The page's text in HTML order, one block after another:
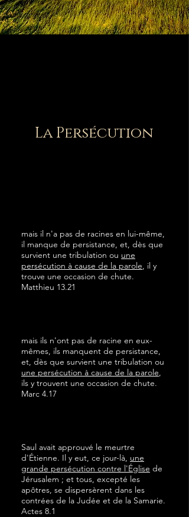
La Persécution
mais il n'a pas de racines en lui-même,
il manque de persistance, et, dès que
survient une tribulation ou une
persécution à cause de la parole, il y
trouve une occasion de chute.
Matthieu 13.21
mais ils n'ont pas de racine en eux-
mêmes, ils manquent de persistance,
et, dès que survient une tribulation ou
une persécution à cause de la parole,
ils y trouvent une occasion de chute.
Marc 4.17
Saul avait approuvé le meurtre
d'Étienne. Il y eut, ce jour-là, une
grande persécution contre l'Église de
Jérusalem ; et tous, excepté les
apôtres, se dispersèrent dans les
contrées de la Judée et de la Samarie.
Actes 8.1